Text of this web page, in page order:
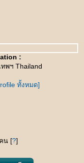
:
ทพฯ Thailand
ทั้งหมด]
น [?]